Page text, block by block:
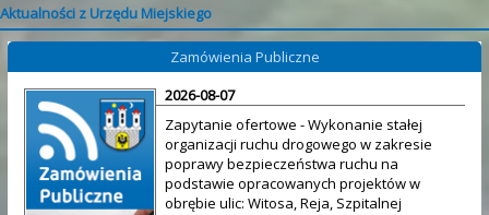
Aktualności z Urzędu Miejskiego
Zamówienia Publiczne
2026-08-07
Zapytanie ofertowe - Wykonanie stałej
organizacji ruchu drogowego w zakresie
poprawy bezpieczeństwa ruchu na
podstawie opracowanych projektów w
obrębie ulic: Witosa, Reja, Szpitalnej